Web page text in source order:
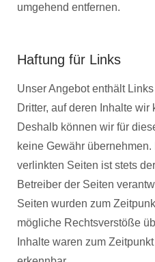
umgehend entfernen.
Haftung für Links
Unser Angebot enthält
Dritter, auf deren Inhalte
Deshalb können wir für
keine Gewähr
verlinkten Seiten ist stets
Betreiber der Seiten
Seiten wurden zum
mögliche Rechtsverstöße
Inhalte waren zum